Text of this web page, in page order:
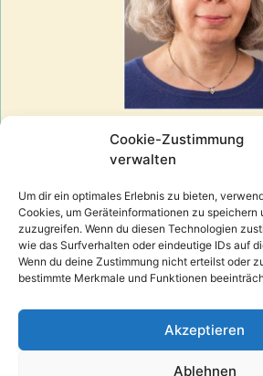
Cookie-Zustimmung
verwalten
Um dir ein optimales Erlebnis zu bieten,
Cookies, um Geräteinformationen zu speichern
zuzugreifen. Wenn du diesen Technologien
wie das Surfverhalten oder eindeutige IDs auf
Wenn du deine Zustimmung nicht erteilst oder
bestimmte Merkmale und Funktionen
Akzeptieren
Ablehnen
Naturheilkunde:
umfassende Diagnostik
Bioresonanzbehandlung
Darmsanierung
Behandlung von Hauterkrankungen
Ausleitung von Umweltgiften
Frauenheilkunde